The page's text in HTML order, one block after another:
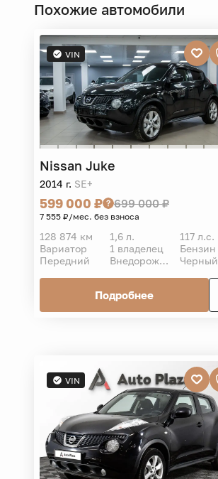
Похожие автомобили
VIN
Nissan Juke
2014 г. SE+
599 000 ₽ 699 000 ₽
7 555 ₽/мес. без взноса
128 874 км 1,6 л.
117 л.с.
Вариатор
1 владелец
Бензин
Передний
Внедорожник 5 дв. Черный
Подробнее
VIN